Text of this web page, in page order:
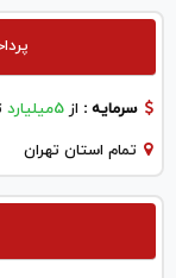
سرمایه : از 5میلیارد
تمام استان تهران